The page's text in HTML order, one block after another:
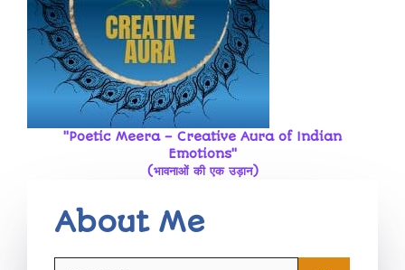
"Poetic Meera – Creative Aura of Indian
Emotions"
(भावनाओं की एक उड़ान)
About Me